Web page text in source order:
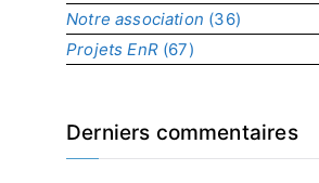
Notre association (36)
Projets EnR(67)
Derniers commentaires